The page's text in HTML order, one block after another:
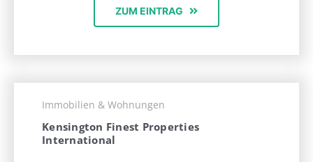
ZUM EINTRAG
Immobilien & Wohnungen
Kensington Finest Properties
International